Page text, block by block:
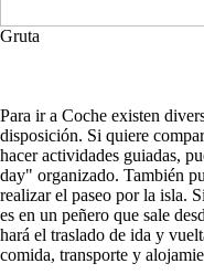
Gruta
Para ir a Coche existen
disposición. Si quiere
hacer actividades guiadas,
day" organizado. También
realizar el paseo por la isla.
es en un peñero que sale
hará el traslado de ida y
comida, transporte y